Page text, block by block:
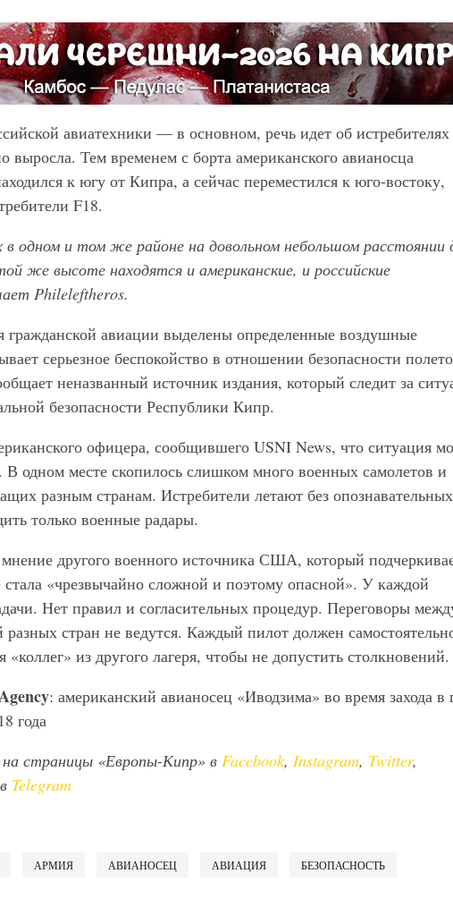
авиатехники — в основном, речь идет об
Тем временем с борта американского авианосца
к югу от Кипра, а сейчас переместился к юго-востоку,
F18.
одном и том же районе на довольном небольшом расстоянии
же высоте находятся и американские, и российские
Phileleftheros.
гражданской авиации выделены определенные воздушные
серьезное беспокойство в отношении безопасности
неназванный источник издания, который следит за
безопасности Республики Кипр.
офицера, сообщившего USNI News, что ситуация
В одном месте скопилось слишком много военных самолетов и
разным странам. Истребители летают без опознавательных
только военные радары.
другого военного источника США, который
стала «чрезвычайно сложной и поэтому опасной». У каждой
Нет правил и согласительных процедур. Переговоры
разных стран не ведутся. Каждый пилот должен
«коллег» из другого лагеря, чтобы не допустить столкновений.
: американский авианосец «Иводзима» во время захода в
года
страницы «Европы-Кипр» в Facebook, Instagram, Twitter,
Telegram
АРМИЯ АВИАНОСЕЦ АВИАЦИЯ БЕЗОПАСНОСТЬ